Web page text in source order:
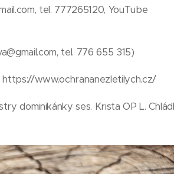
tel. 777265120, YouTube
tel. 776 655 315)
https://www.ochrananezletilych.cz/
dominikánky ses. Krista OP L.